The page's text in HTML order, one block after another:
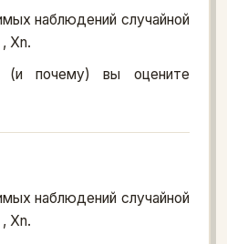
наблюдений случайной
Xn.
(и почему) вы оцените
наблюдений случайной
Xn.